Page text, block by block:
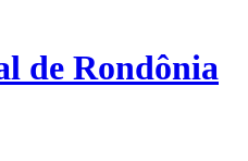
de Rondônia